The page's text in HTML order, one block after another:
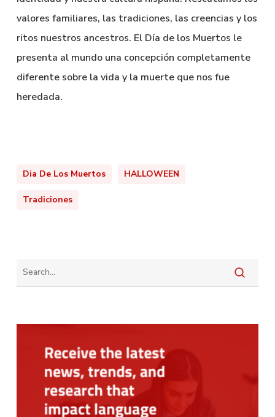
valores familiares, las tradiciones, las creencias y los
ritos nuestros ancestros. El Día de los Muertos le
presenta al mundo una concepción completamente
diferente sobre la vida y la muerte que nos fue
heredada.
Dia De Los Muertos HALLOWEEN
Tradiciones